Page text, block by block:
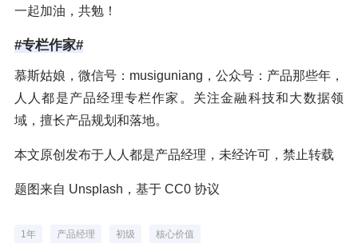
一起加油，共勉！
#专栏作家#
慕斯姑娘，微信号：musiguniang，公众号：产品那些年，
人人都是产品经理专栏作家。关注金融科技和大数据领
域，擅长产品规划和落地。
本文原创发布于人人都是产品经理，未经许可，禁止转载
题图来自 Unsplash，基于 CC0 协议
1年 产品经理 初级 核心价值